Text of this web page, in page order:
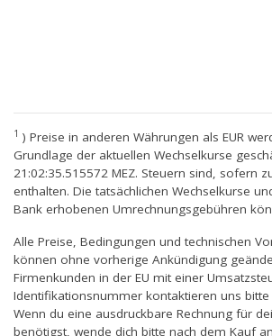
1 ) Preise in anderen Währungen als EUR
Grundlage der aktuellen Wechselkurse
21:02:35.515572 MEZ. Steuern sind, sofern
enthalten. Die tatsächlichen Wechselkurse
Bank erhobenen Umrechnungsgebühren
Alle Preise, Bedingungen und technischen
können ohne vorherige Ankündigung
Firmenkunden in der EU mit einer
Identifikationsnummer kontaktieren uns
Wenn du eine ausdruckbare Rechnung für
benötigst, wende dich bitte nach dem Kauf